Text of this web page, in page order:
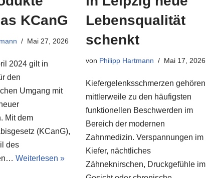
KCanG
Mai 27, 2026
2024 gilt in
den
Umgang mit
Mit dem
(KCanG),
des
Weiterlesen »
Lebensqualität
schenkt
von Philipp Hartmann Mai 17, 2026
Kiefergelenksschmerzen gehören
mittlerweile zu den häufigsten
funktionellen Beschwerden im
Bereich der modernen
Zahnmedizin. Verspannungen im
Kiefer, nächtliches
Zähneknirschen, Druckgefühle im